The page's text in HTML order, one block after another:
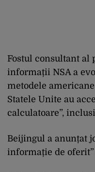
Fostul consultant al
informații NSA a
metodele
Statele Unite au
calculatoare”,
Beijingul a anunțat
informație de